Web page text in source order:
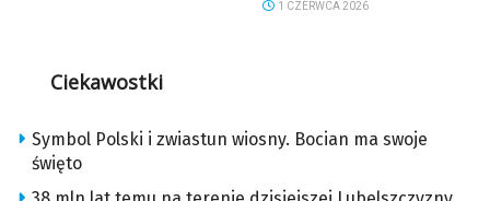
1 CZERWCA 2026
Ciekawostki
Symbol Polski i zwiastun wiosny. Bocian ma swoje
święto